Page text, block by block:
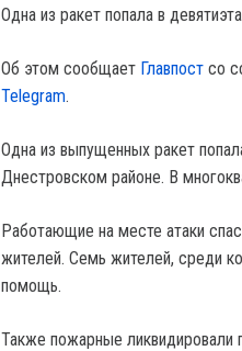
Одна из ракет попала в
Об этом сообщает Главпост со
Telegram.
Одна из выпущенных ракет
Днестровском районе. В
Работающие на месте атаки
жителей. Семь жителей, среди
помощь.
Также пожарные ликвидировали